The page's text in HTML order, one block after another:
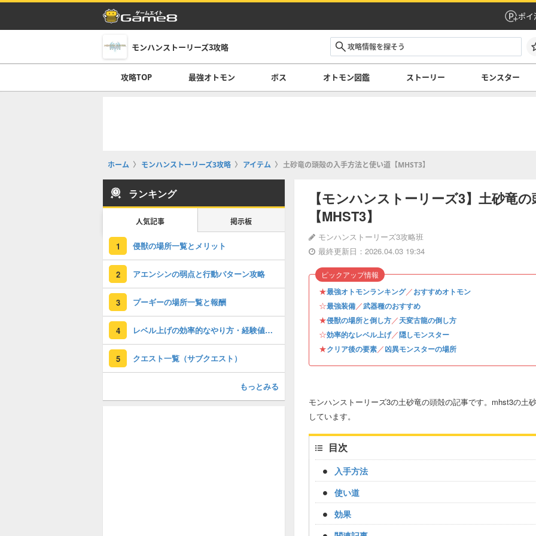
ポイ
モンハンストーリーズ3攻略
攻略TOP 最強オトモン ボス オトモン図鑑 ストーリー モンスター
ホーム モンハンストーリーズ3攻略 アイテム 土砂竜の頭殻の入手方法と使い道【MHST3】
【モンハンストーリーズ3】土砂竜
【MHST3】
モンハンストーリーズ3攻略班
最終更新日：2026.04.03 19:34
★最強オトモンランキング／おすすめオトモン
☆最強装備／武器種のおすすめ
★侵獣の場所と倒し方／天変古龍の倒し方
☆効率的なレベル上げ／隠しモンスター
★クリア後の要素／凶異モンスターの場所
ピックアップ情報
モンハンストーリーズ3の土砂竜の頭殻の記事です。mhst3の土
しています。
目次
入手方法
使い道
効果
ランキング
人気記事 掲示板
1 侵獣の場所一覧とメリット
2 アエンシンの弱点と行動パターン攻略
3 プーギーの場所一覧と報酬
4 レベル上げの効率的なやり方・経験値稼ぎ
5 クエスト一覧（サブクエスト）
もっとみる